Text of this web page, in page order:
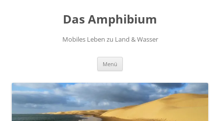
Das Amphibium
Mobiles Leben zu Land & Wasser
Menü